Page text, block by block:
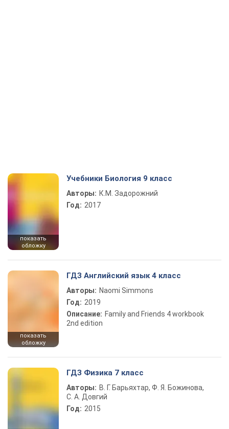
показать
обложку
Учебники Биология 9 класс
Авторы: К.М. Задорожний
Год: 2017
показать
обложку
ГДЗ Английский язык 4 класс
Авторы: Naomi Simmons
Год: 2019
Описание: Family and Friends 4 workbook
2nd edition
ГДЗ Физика 7 класс
Авторы: В. Г. Барьяхтар, Ф. Я. Божинова,
С. А. Довгий
Год: 2015